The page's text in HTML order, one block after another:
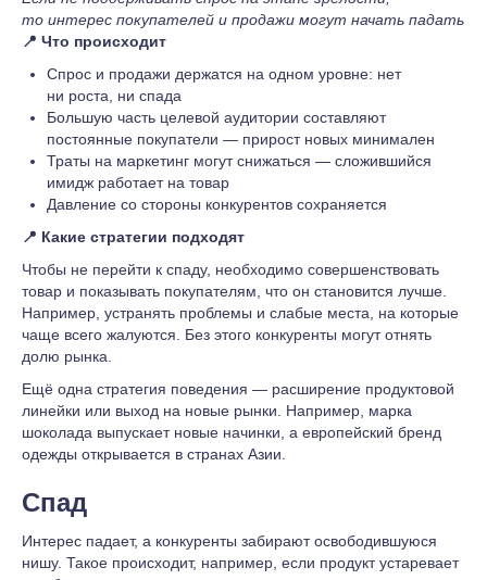
то интерес покупателей и продажи могут начать падать
📍 Что происходит
Спрос и продажи держатся на одном уровне: нет
ни роста, ни спада
Большую часть целевой аудитории составляют
постоянные покупатели — прирост новых минимален
Траты на маркетинг могут снижаться — сложившийся
имидж работает на товар
Давление со стороны конкурентов сохраняется
📍 Какие стратегии подходят
Чтобы не перейти к спаду, необходимо совершенствовать
товар и показывать покупателям, что он становится лучше.
Например, устранять проблемы и слабые места, на которые
чаще всего жалуются. Без этого конкуренты могут отнять
долю рынка.
Ещё одна стратегия поведения — расширение продуктовой
линейки или выход на новые рынки. Например, марка
шоколада выпускает новые начинки, а европейский бренд
одежды открывается в странах Азии.
Спад
Интерес падает, а конкуренты забирают освободившуюся
нишу. Такое происходит, например, если продукт устаревает